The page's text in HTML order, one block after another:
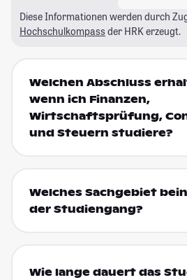
Diese Informationen werden durch
Hochschulkompass der HRK erzeugt.
Welchen Abschluss
wenn ich Finanzen,
Wirtschaftsprüfung,
und Steuern studiere?
Welches Sachgebiet
der Studiengang?
Wie lange dauert das